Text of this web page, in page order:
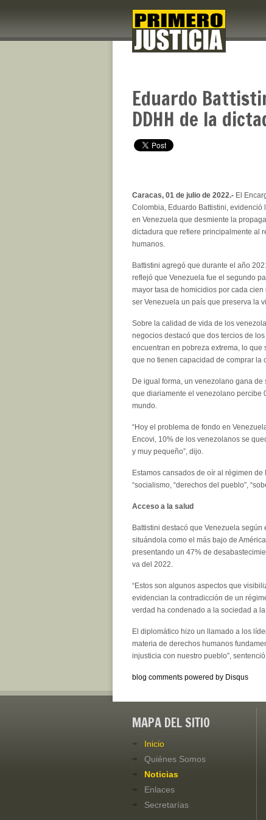
Eduardo
DDHH de la
Caracas, 01 de julio de 2022.- El
Colombia, Eduardo Battistini, evidenció
en Venezuela que desmiente la
dictadura que refiere principalmente al
humanos.
Battistini agregó que durante el año
reflejó que Venezuela fue el segundo
mayor tasa de homicidios por cada cien
ser Venezuela un país que preserva la
Sobre la calidad de vida de los
negocios destacó que dos tercios de
encuentran en pobreza extrema, lo que
que no tienen capacidad de comprar la
De igual forma, un venezolano gana
que diariamente el venezolano percibe
mundo.
“Hoy el problema de fondo en
Encovi, 10% de los venezolanos se
y muy pequeño”, dijo.
Estamos cansados de oír al régimen de
“socialismo, “derechos del pueblo”,
Acceso a la salud
Battistini destacó que Venezuela
situándola como el más bajo de
presentando un 47% de
va del 2022.
“Estos son algunos aspectos que
evidencian la contradicción de un
verdad ha condenado a la sociedad a la
El diplomático hizo un llamado a los
materia de derechos humanos
injusticia con nuestro pueblo”, sentenció.
blog comments powered by Disqus
MAPA DEL SITIO
Inicio
Quiénes Somos
Noticias
Enlaces
Secretarías